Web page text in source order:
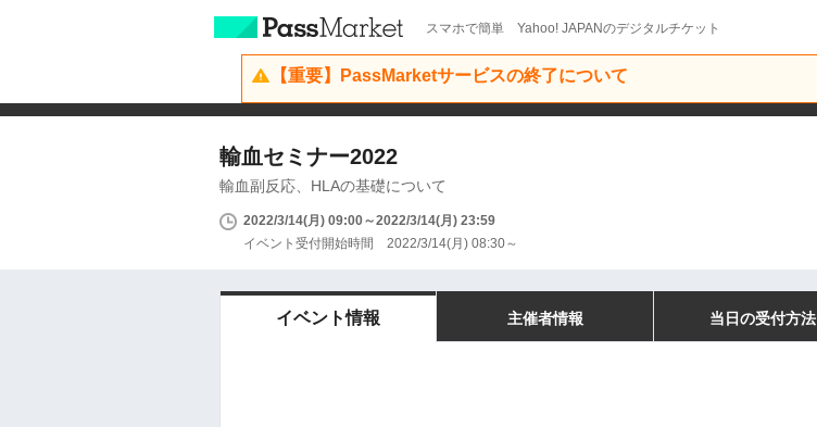
スマホで簡単 Yahoo! JAPANのデジタルチケット
【重要】PassMarketサービスの終了について
輸血セミナー2022
輸血副反応、HLAの基礎について
2022/3/14(月) 09:00～2022/3/14(月) 23:59
イベント受付開始時間 2022/3/14(月) 08:30～
イベント情報 主催者情報 当日の受付方法